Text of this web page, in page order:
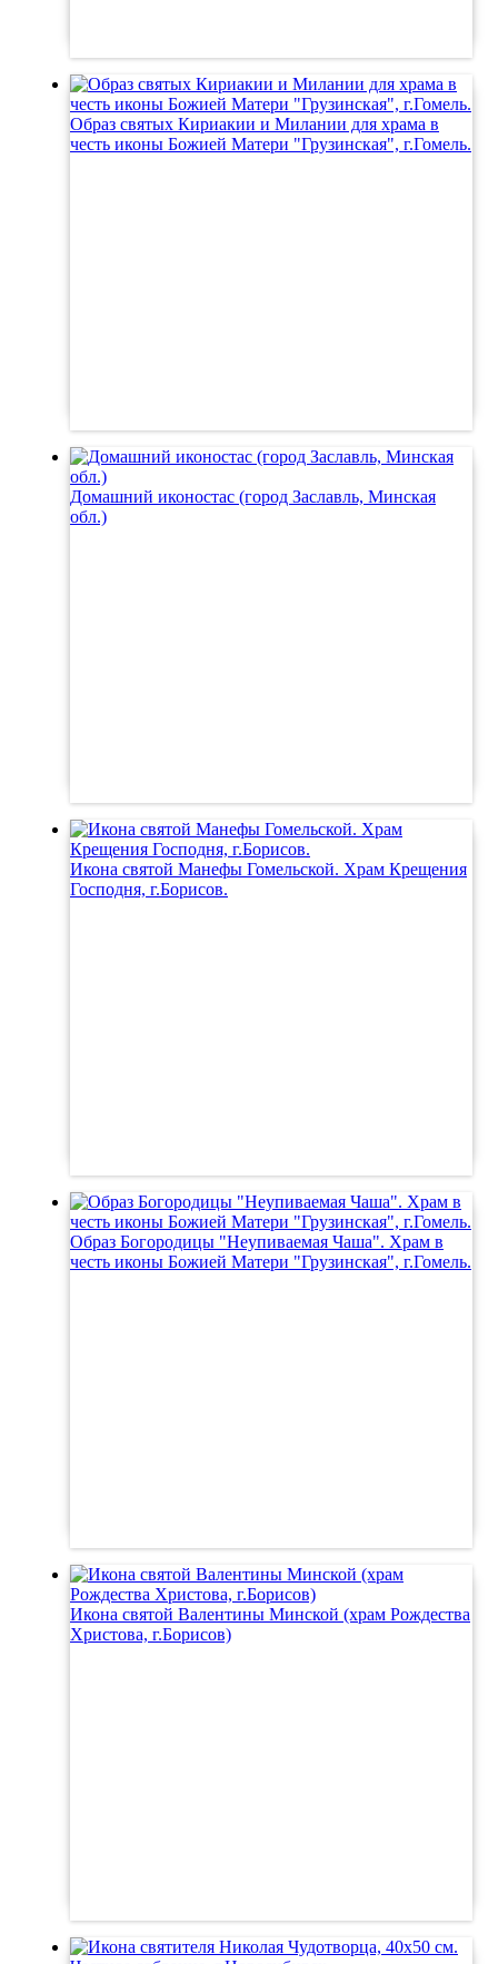
Образ святых Кириакии и Милании для храма в
честь иконы Божией Матери "Грузинская", г.Гомель.
Домашний иконостас (город Заславль, Минская
обл.)
Икона святой Манефы Гомельской. Храм Крещения
Господня, г.Борисов.
Образ Богородицы "Неупиваемая Чаша". Храм в
честь иконы Божией Матери "Грузинская", г.Гомель.
Икона святой Валентины Минской (храм Рождества
Христова, г.Борисов)